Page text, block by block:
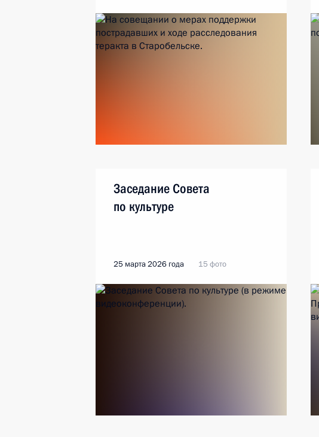
Заседание Совета
по культуре
25 марта 2026 года 15 фото